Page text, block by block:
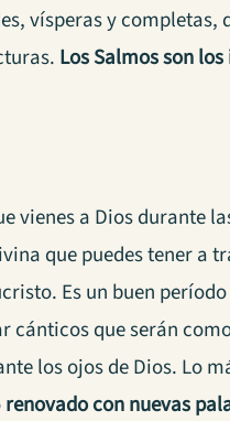
vísperas y completas,
Los Salmos son
vienes a Dios durante
que puedes tener a
Es un buen
cánticos que serán
los ojos de Dios. Lo
renovado con nuevas